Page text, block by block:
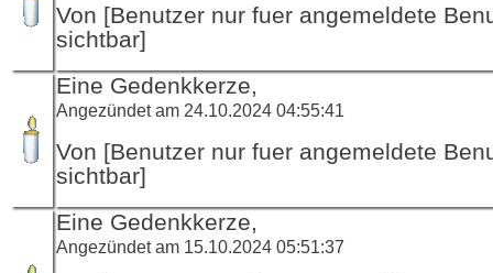
Von [Benutzer nur fuer angemeldete
sichtbar]
Eine Gedenkkerze,
Angezündet am 24.10.2024 04:55:41
Von [Benutzer nur fuer angemeldete
sichtbar]
Eine Gedenkkerze,
Angezündet am 15.10.2024 05:51:37